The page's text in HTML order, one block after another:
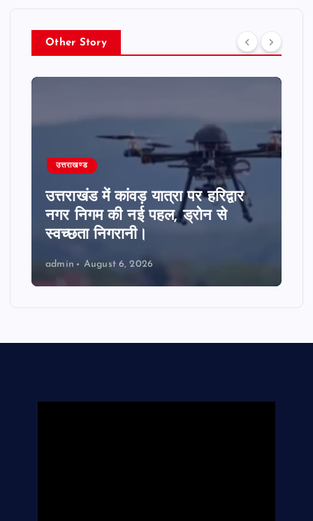
Other Story
उत्तराखण्ड
उत्तराखंड में राज्य सहकारी बैंक में 7
करोड़ का ऋण घोटाला। चार पूर्व
अधिकारियों समेत छह पर FIR
admin August 6, 2026